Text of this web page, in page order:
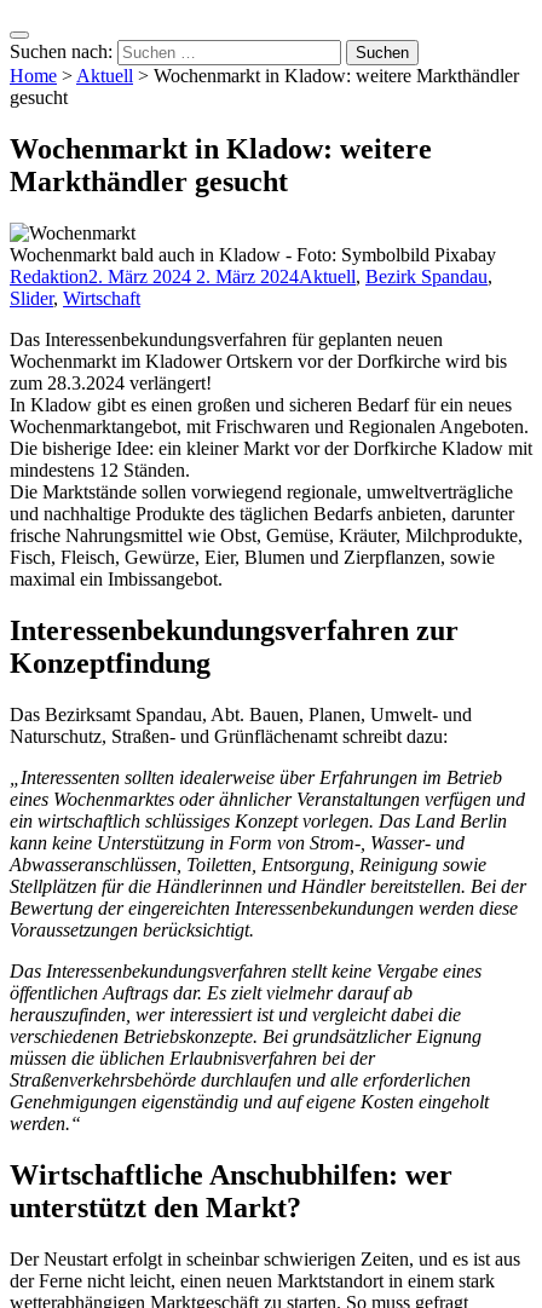
Suchen nach:
Home >Aktuell > Wochenmarkt in Kladow: weitere Markthändler
gesucht
Wochenmarkt in Kladow: weitere
Markthändler gesucht
Wochenmarkt bald auch in Kladow - Foto: Symbolbild Pixabay
Redaktion2. März 2024 2. März 2024Aktuell, Bezirk Spandau,
Slider, Wirtschaft
Das Interessenbekundungsverfahren für geplanten neuen
Wochenmarkt im Kladower Ortskern vor der Dorfkirche wird bis
zum 28.3.2024 verlängert!
In Kladow gibt es einen großen und sicheren Bedarf für ein neues
Wochenmarktangebot, mit Frischwaren und Regionalen Angeboten.
Die bisherige Idee: ein kleiner Markt vor der Dorfkirche Kladow mit
mindestens 12 Ständen.
Die Marktstände sollen vorwiegend regionale, umweltverträgliche
und nachhaltige Produkte des täglichen Bedarfs anbieten, darunter
frische Nahrungsmittel wie Obst, Gemüse, Kräuter, Milchprodukte,
Fisch, Fleisch, Gewürze, Eier, Blumen und Zierpflanzen, sowie
maximal ein Imbissangebot.
Interessenbekundungsverfahren zur
Konzeptfindung
Das Bezirksamt Spandau, Abt. Bauen, Planen, Umwelt- und
Naturschutz, Straßen- und Grünflächenamt schreibt dazu:
„Interessenten sollten idealerweise über Erfahrungen im Betrieb
eines Wochenmarktes oder ähnlicher Veranstaltungen verfügen und
ein wirtschaftlich schlüssiges Konzept vorlegen. Das Land Berlin
kann keine Unterstützung in Form von Strom-, Wasser- und
Abwasseranschlüssen, Toiletten, Entsorgung, Reinigung sowie
Stellplätzen für die Händlerinnen und Händler bereitstellen. Bei der
Bewertung der eingereichten Interessenbekundungen werden diese
Voraussetzungen berücksichtigt.
Das Interessenbekundungsverfahren stellt keine Vergabe eines
öffentlichen Auftrags dar. Es zielt vielmehr darauf ab
herauszufinden, wer interessiert ist und vergleicht dabei die
verschiedenen Betriebskonzepte. Bei grundsätzlicher Eignung
müssen die üblichen Erlaubnisverfahren bei der
Straßenverkehrsbehörde durchlaufen und alle erforderlichen
Genehmigungen eigenständig und auf eigene Kosten eingeholt
werden.“
Wirtschaftliche Anschubhilfen: wer
unterstützt den Markt?
Der Neustart erfolgt in scheinbar schwierigen Zeiten, und es ist aus
der Ferne nicht leicht, einen neuen Marktstandort in einem stark
wetterabhängigen Marktgeschäft zu starten. So muss gefragt